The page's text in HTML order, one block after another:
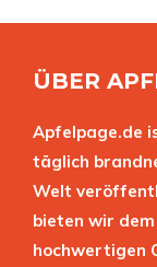
ÜBER
Apfelpage.de
täglich
Welt
bieten wir
hochwertigen